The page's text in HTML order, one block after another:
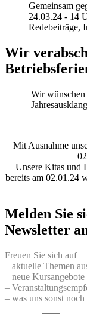
Gemeinsam
24.03.24 - 14
Redebeiträge,
Wir
Wir wünschen
Mit Ausnahme
Unsere Kitas und
bereits am 02.01.24
Melden Sie
Newsletter
Freuen Sie sich auf
– aktuelle Themen
– neue
–
– was uns sonst